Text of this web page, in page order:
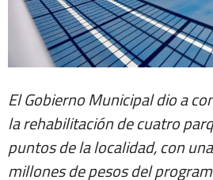
El Gobierno Municipal dio a
la rehabilitación de cuatro
puntos de la localidad, con
millones de pesos del